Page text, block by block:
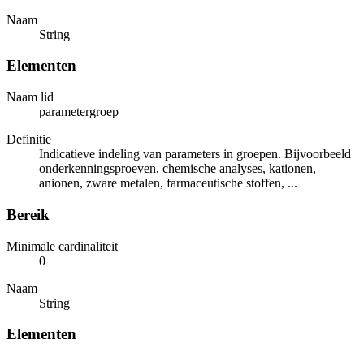
Naam
String
Elementen
Naam lid
parametergroep
Definitie
Indicatieve indeling van parameters in groepen. Bijvoorbeeld
onderkenningsproeven, chemische analyses, kationen,
anionen, zware metalen, farmaceutische stoffen, ...
Bereik
Minimale cardinaliteit
0
Naam
String
Elementen